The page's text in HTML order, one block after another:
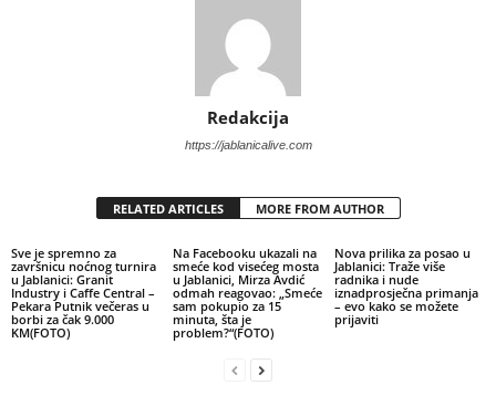
Redakcija
https://jablanicalive.com
RELATED ARTICLES MORE FROM AUTHOR
Sve je spremno za
završnicu noćnog turnira
u Jablanici: Granit
Industry i Caffe Central –
Pekara Putnik večeras u
borbi za čak 9.000
KM(FOTO)
Na Facebooku ukazali na
smeće kod visećeg mosta
u Jablanici, Mirza Avdić
odmah reagovao: „Smeće
sam pokupio za 15
minuta, šta je
problem?“(FOTO)
Nova prilika za posao u
Jablanici: Traže više
radnika i nude
iznadprosječna primanja
– evo kako se možete
prijaviti